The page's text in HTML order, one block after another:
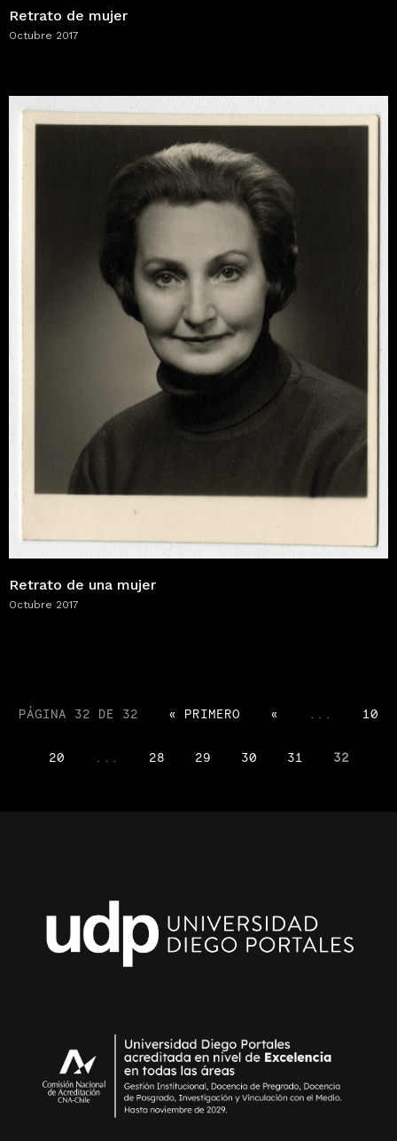
Retrato de mujer
Octubre 2017
Retrato de una mujer
Octubre 2017
PÁGINA 32 DE 32 « PRIMERO « 10
20 28 29 30 31 32